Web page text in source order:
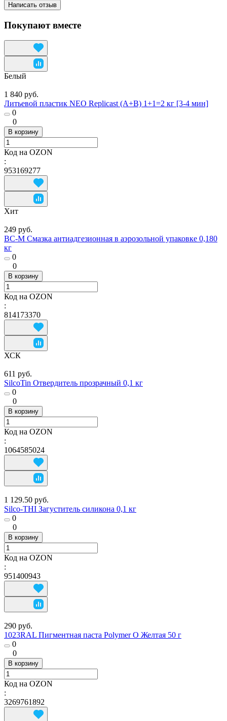
Написать отзыв
Покупают вместе
Белый
1 840 руб.
Литьевой пластик NEO Replicast (А+В) 1+1=2 кг [3-4 мин]
0
0
В корзину
Код на OZON
:
953169277
Хит
249 руб.
ВС-М Смазка антиадгезионная в аэрозольной упаковке 0,180
кг
0
0
В корзину
Код на OZON
:
814173370
ХСК
611 руб.
SilcoTin Отвердитель прозрачный 0,1 кг
0
0
В корзину
Код на OZON
:
1064585024
1 129.50 руб.
Silco-THI Загуститель силикона 0,1 кг
0
0
В корзину
Код на OZON
:
951400943
290 руб.
1023RAL Пигментная паста Polymer O Желтая 50 г
0
0
В корзину
Код на OZON
:
3269761892